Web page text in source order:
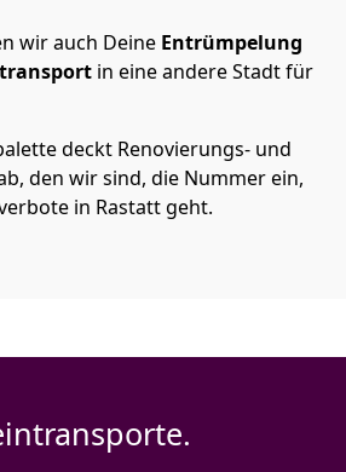
wir auch Deine Entrümpelung
in eine andere Stadt für
deckt Renovierungs- und
den wir sind, die Nummer ein,
in Rastatt geht.